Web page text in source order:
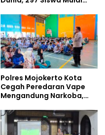
Polres Mojokerto Kota
Cegah Peredaran Vape
Mengandung Narkoba,
Kalangan Remaja